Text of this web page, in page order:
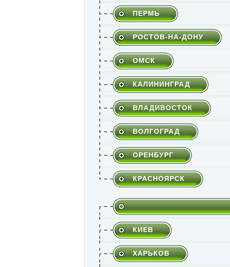
ПЕРМЬ
РОСТОВ-НА-ДОНУ
ОМСК
КАЛИНИНГРАД
ВЛАДИВОСТОК
ВОЛГОГРАД
ОРЕНБУРГ
КРАСНОЯРСК
КИЕВ
ХАРЬКОВ